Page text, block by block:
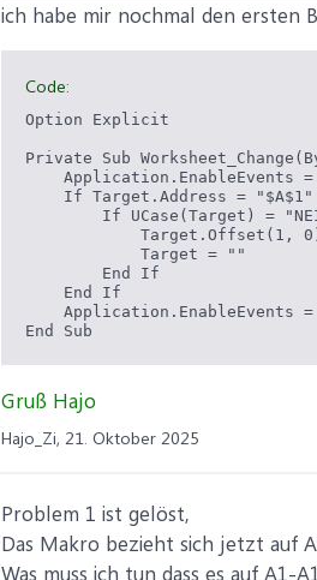
ich habe mir nochmal den ersten
Code:
Option Explicit
Private Sub
Application.EnableEvents
If Target.Address = "$A$1"
If UCase(Target) =
Target.Offset(1,
            Target = ""
        End If
    End If
Application.EnableEvents
Gruß Hajo
Hajo_Zi, 21. Oktober 2025
Problem 1 ist gelöst,
Das Makro bezieht sich jetzt auf
Was muss ich tun dass es auf A1-